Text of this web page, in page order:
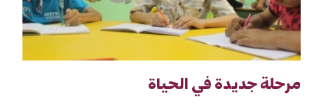
مرحلة جديدة في الحياة